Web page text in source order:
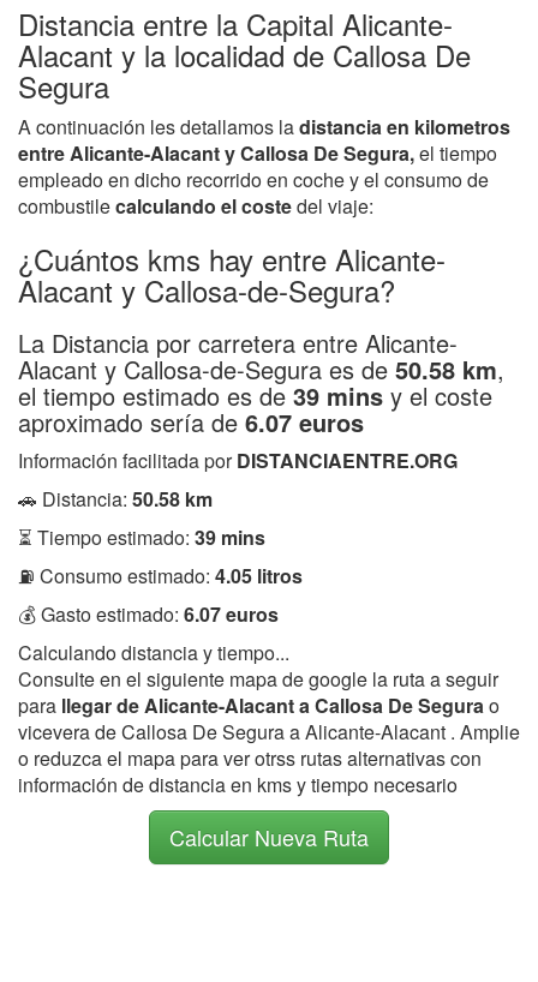
Distancia entre la Capital Alicante-
Alacant y la localidad de Callosa De
Segura
A continuación les detallamos ladistancia en kilometros
entre Alicante-Alacant y Callosa De Segura,el tiempo
empleado en dicho recorrido en coche y el consumo de
combustilecalculando el costedel viaje:
¿Cuántos kms hay entre Alicante-
Alacant y Callosa-de-Segura?
La Distancia por carretera entre Alicante-
Alacant y Callosa-de-Segura es de 50.58 km,
el tiempo estimado es de 39 mins y el coste
aproximado sería de 6.07 euros
Información facilitada porDISTANCIAENTRE.ORG
🚗 Distancia: 50.58 km
⏳ Tiempo estimado: 39 mins
⛽ Consumo estimado: 4.05 litros
💰 Gasto estimado: 6.07 euros
Calculando distancia y tiempo...
Consulte en el siguiente mapa de google la ruta a seguir
para llegar de Alicante-Alacant a Callosa De Segurao
vicevera de Callosa De Segura a Alicante-Alacant . Amplie
o reduzca el mapa para ver otrss rutas alternativas con
información de distancia en kms y tiempo necesario
Calcular Nueva Ruta